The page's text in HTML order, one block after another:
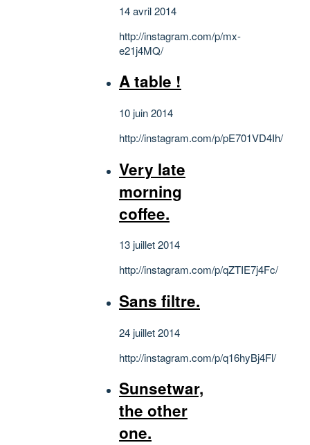
14 avril 2014
http://instagram.com/p/mx-
e21j4MQ/
A table !
10 juin 2014
http://instagram.com/p/pE701VD4Ih/
Very late
morning
coffee.
13 juillet 2014
http://instagram.com/p/qZTIE7j4Fc/
Sans filtre.
24 juillet 2014
http://instagram.com/p/q16hyBj4Fl/
Sunsetwar,
the other
one.